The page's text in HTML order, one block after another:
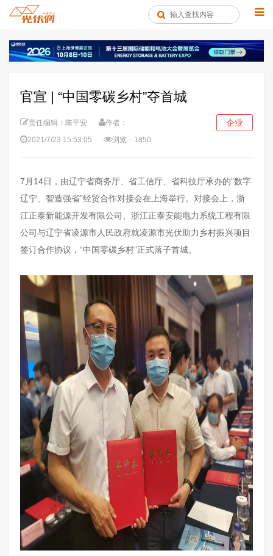
官宣 | “中国零碳乡村”夺首城
责任编辑：陈平安
作者：
2021/7/23 15:53:05
浏览：1850
企业
7月14日，由辽宁省商务厅、省工信厅、省科技厅承办的“数字
辽宁、智造强省”经贸合作对接会在上海举行。对接会上，浙
江正泰新能源开发有限公司、浙江正泰安能电力系统工程有限
公司与辽宁省凌源市人民政府就凌源市光伏助力乡村振兴项目
签订合作协议，“中国零碳乡村”正式落子首城。